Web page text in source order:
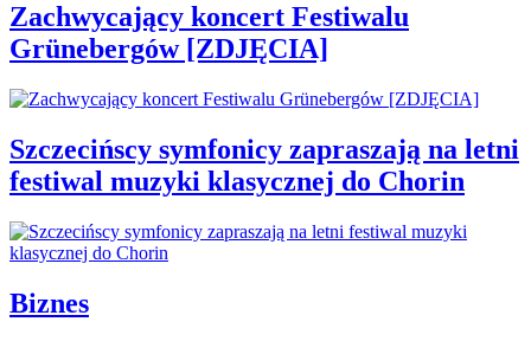
Zachwycający koncert Festiwalu
Grünebergów [ZDJĘCIA]
Szczecińscy symfonicy zapraszają na letni
festiwal muzyki klasycznej do Chorin
Biznes